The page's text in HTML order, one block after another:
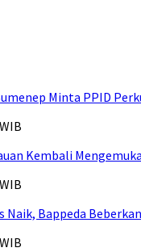
Minta PPID
Kembali
Naik, Bappeda